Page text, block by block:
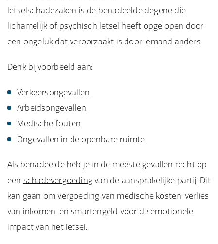
letselschadezaken is de benadeelde degene die
lichamelijk of psychisch letsel heeft opgelopen door
een ongeluk dat veroorzaakt is door iemand anders.
Denk bijvoorbeeld aan:
Verkeersongevallen.
Arbeidsongevallen.
Medische fouten.
Ongevallen in de openbare ruimte.
Als benadeelde heb je in de meeste gevallen recht op
een schadevergoeding van de aansprakelijke partij. Dit
kan gaan om vergoeding van medische kosten, verlies
van inkomen, en smartengeld voor de emotionele
impact van het letsel.